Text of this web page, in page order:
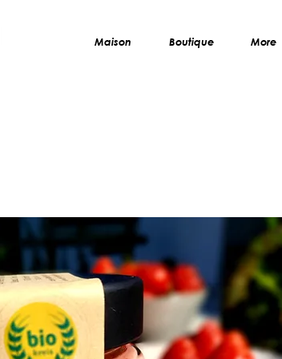
Maison Boutique More